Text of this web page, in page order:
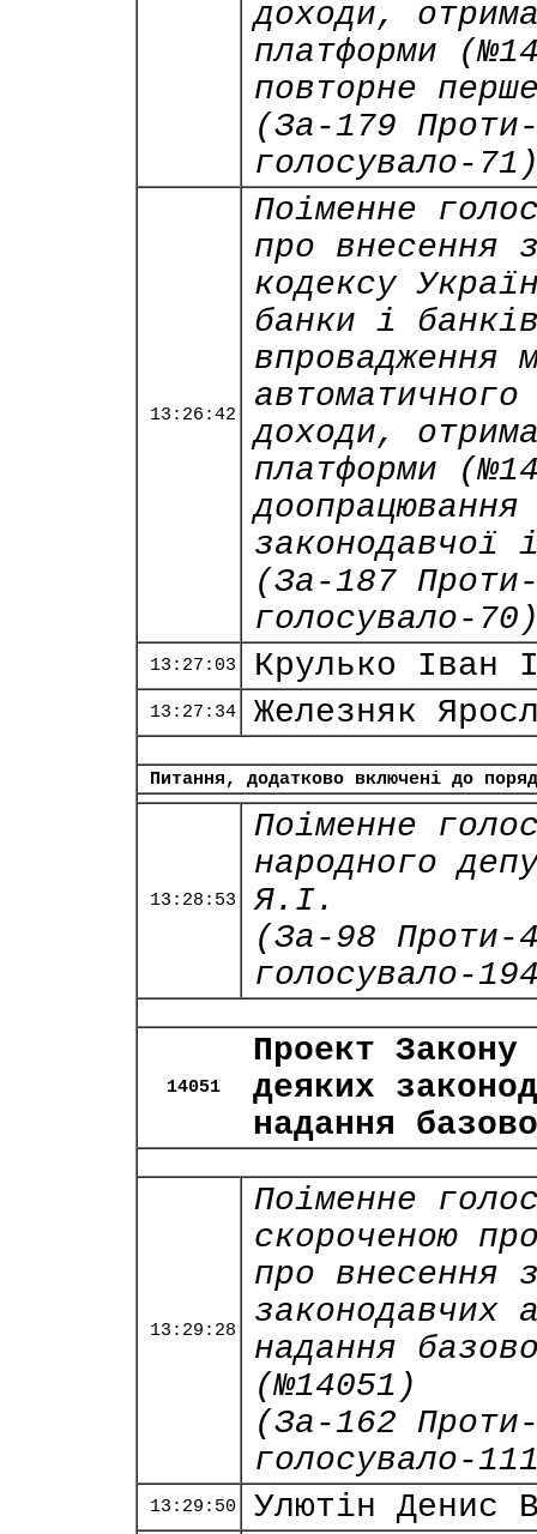
доходи,
платформи
повторне
(За-179
голосувало-
13:26:42
Поіменне
про внесення
кодексу
банки і
впровадження
доходи,
платформи
законодавчої
(За-187
голосувало-
13:27:03 Крулько Іван
13:27:34 Железняк
Питання, додатково включені до
13:28:53
Поіменне
народного
Я.І.
(За-98 Проти-
голосувало-
14051
Проект
деяких
надання
13:29:28
Поіменне
скороченою
про внесення
законодавчих
надання
(№14051)
(За-162
голосувало-
13:29:50 Улютін Денис